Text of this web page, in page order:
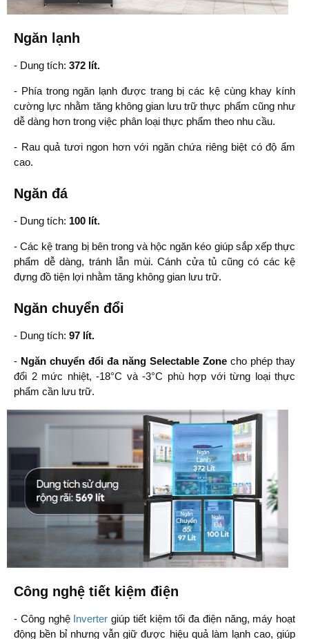
Ngăn lạnh
- Dung tích: 372 lít.
- Phía trong ngăn lạnh được trang bị các kệ cùng khay kính
cường lực nhằm tăng không gian lưu trữ thực phẩm cũng như
dễ dàng hơn trong việc phân loại thực phẩm theo nhu cầu.
- Rau quả tươi ngon hơn với ngăn chứa riêng biệt có độ ẩm
cao.
Ngăn đá
- Dung tích: 100 lít.
- Các kệ trang bị bên trong và hộc ngăn kéo giúp sắp xếp thực
phẩm dễ dàng, tránh lẫn mùi. Cánh cửa tủ cũng có các kệ
đựng đồ tiện lợi nhằm tăng không gian lưu trữ.
Ngăn chuyển đổi
- Dung tích: 97 lít.
- Ngăn chuyển đổi đa năng Selectable Zone cho phép thay
đổi 2 mức nhiệt, -18°C và -3°C phù hợp với từng loại thực
phẩm cần lưu trữ.
Công nghệ tiết kiệm điện
- Công nghệ Inverter giúp tiết kiệm tối đa điện năng, máy hoạt
động bền bỉ nhưng vẫn giữ được hiệu quả làm lạnh cao, giúp